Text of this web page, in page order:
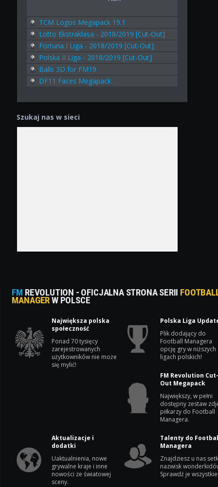
TCM Logos Megapack 19.1
Lotto Ekstraklasa - 2018/2019 [Cut-Out]
Fortuna I Liga - 2018/2019 [Cut-Out]
Polska II Liga - 2018/2019 [Cut-Out]
Balls 3D for FM19
DF11 Faces Megapack
Szukaj nas w sieci
FM REVOLUTION - OFICJALNA STRONA SERII
MANAGERW POLSCE
Największa polska
społeczność
Ponad 70 tysięcy
zarejestrowanych
użytkowników nie może
się mylić!
Polska Liga
Plik dodający do
Football Managera
opcję gry w niższych
ligach polskich!
FM Revolution
Out Megapack
Największy, w pełni
dostępny zestaw
piłkarzy do Football
Managera.
Aktualizacje i
dodatki
Uaktualnienia, nowe
grywalne kraje i inne
nowości ze światowej
sceny.
Talenty do
Managera
Znajdziesz u nas
nazwisk
Sprawdź je